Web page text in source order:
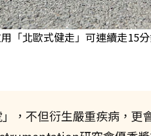
「北歐式健走」可連續走15
，不但衍生嚴重疾病，更